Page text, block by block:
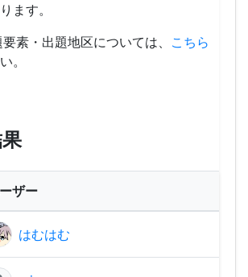
ます。
素・出題地区については、 こちら
。
ザー
はむはむ